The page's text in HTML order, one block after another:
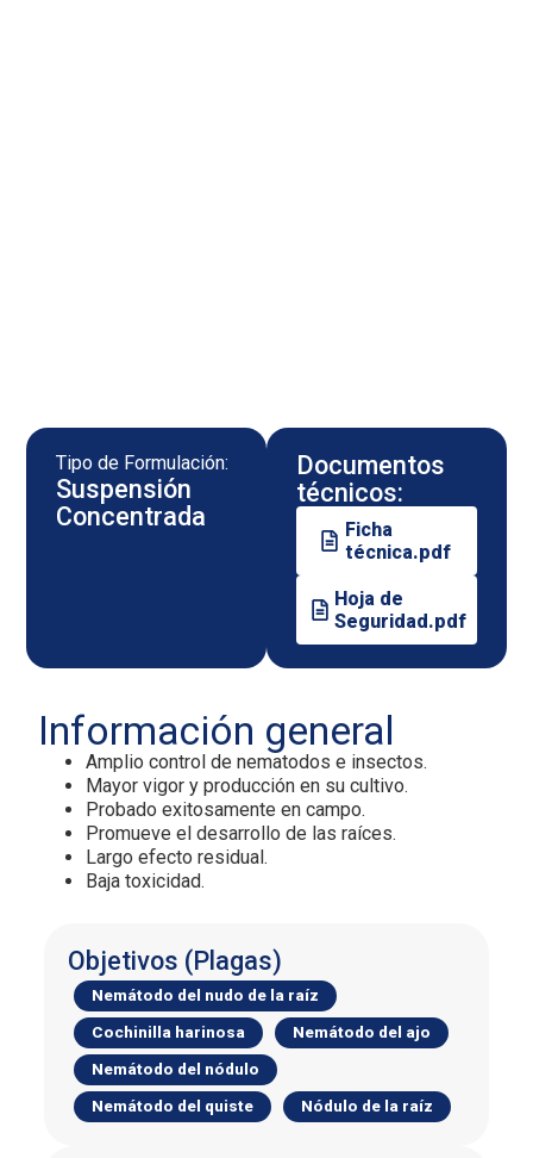
Tipo de Formulación:
Suspensión
Concentrada
Documentos
técnicos:
Ficha
técnica.pdf
Hoja de
Seguridad.pdf
Información general
Amplio control de nematodos e insectos.
Mayor vigor y producción en su cultivo.
Probado exitosamente en campo.
Promueve el desarrollo de las raíces.
Largo efecto residual.
Baja toxicidad.
Objetivos (Plagas)
Nemátodo del nudo de la raíz
Cochinilla harinosa Nemátodo del ajo
Nemátodo del nódulo
Nemátodo del quiste Nódulo de la raíz